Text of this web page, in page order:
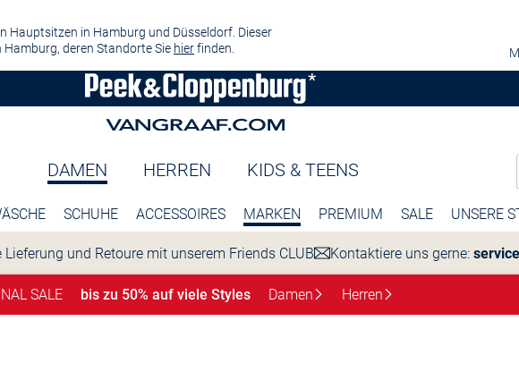
Hauptsitzen in Hamburg und Düsseldorf. Dieser
deren Standorte Sie hierfinden.
DAMEN HERREN KIDS & TEENS
SCHUHE ACCESSOIRES MARKEN PREMIUM SALE UNSERE
und Retoure mit unserem Friends CLUB Kontaktiere uns gerne:
SALE bis zu 50% auf viele Styles Damen Herren